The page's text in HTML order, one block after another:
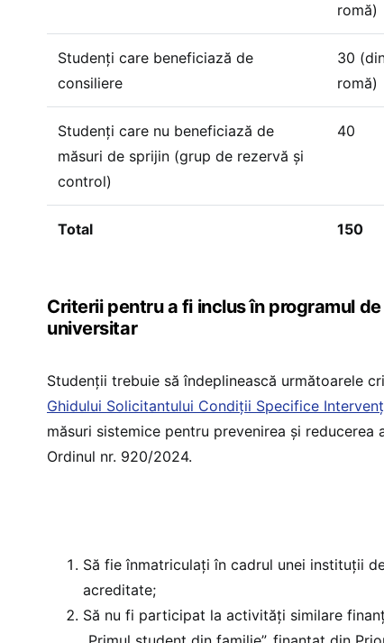
romă)
Studenți care beneficiază de
consiliere
30
romă)
Studenți care nu beneficiază de
măsuri de sprijin (grup de rezervă și
control)
40
Total 150
Criterii pentru a fi inclus în programul
universitar
Studenții trebuie să îndeplinească următoarele
Ghidului Solicitantului Condiții Specifice
măsuri sistemice pentru prevenirea și reducerea
Ordinul nr. 920/2024.
Să fie înmatriculați în cadrul unei instituții
acreditate;
Să nu fi participat la activități similare